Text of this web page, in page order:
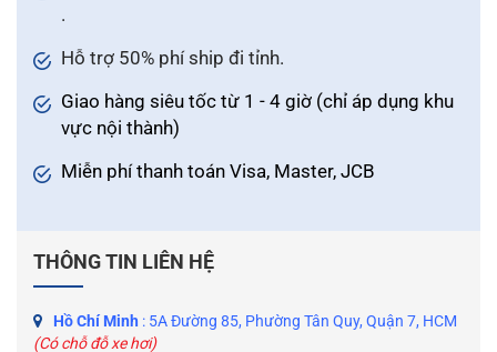
.
Hỗ trợ 50% phí ship đi tỉnh.
Giao hàng siêu tốc từ 1 - 4 giờ (chỉ áp dụng khu
vực nội thành)
Miễn phí thanh toán Visa, Master, JCB
THÔNG TIN LIÊN HỆ
Hồ Chí Minh : 5A Đường 85, Phường Tân Quy, Quận 7, HCM
(Có chỗ đỗ xe hơi)